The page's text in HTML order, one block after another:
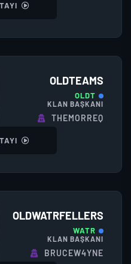
OLDTEAMS
OLDT
KLAN BAŞKANI
THEMORREQ
OLDWATRFELLERS
WATR
KLAN BAŞKANI
BRUCEW4YNE